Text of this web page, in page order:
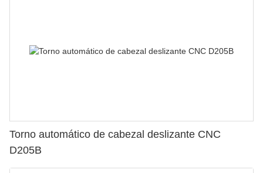
Torno automático de cabezal deslizante CNC
D205B